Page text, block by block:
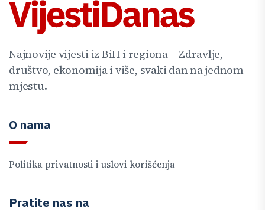
Najnovije vijesti iz BiH i regiona – Zdravlje,
društvo, ekonomija i više, svaki dan na jednom
mjestu.
O nama
Politika privatnosti i uslovi korišćenja
Pratite nas na